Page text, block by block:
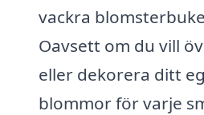
vackra
Oavsett om du vill
eller dekorera ditt
blommor för varje